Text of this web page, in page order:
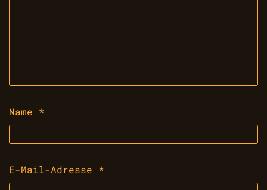
Name *
E-Mail-Adresse *